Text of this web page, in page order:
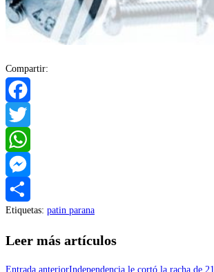
Compartir:
Facebook
Twitter
WhatsApp
Messenger
Compartir
Etiquetas: patin parana
Leer más artículos
Entrada anteriorIndependencia le cortó la racha de